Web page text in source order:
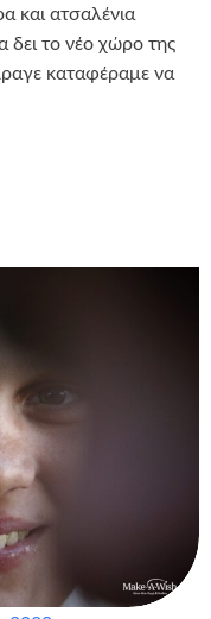
και ατσαλένια
δει το νέο χώρο της
καταφέραμε να